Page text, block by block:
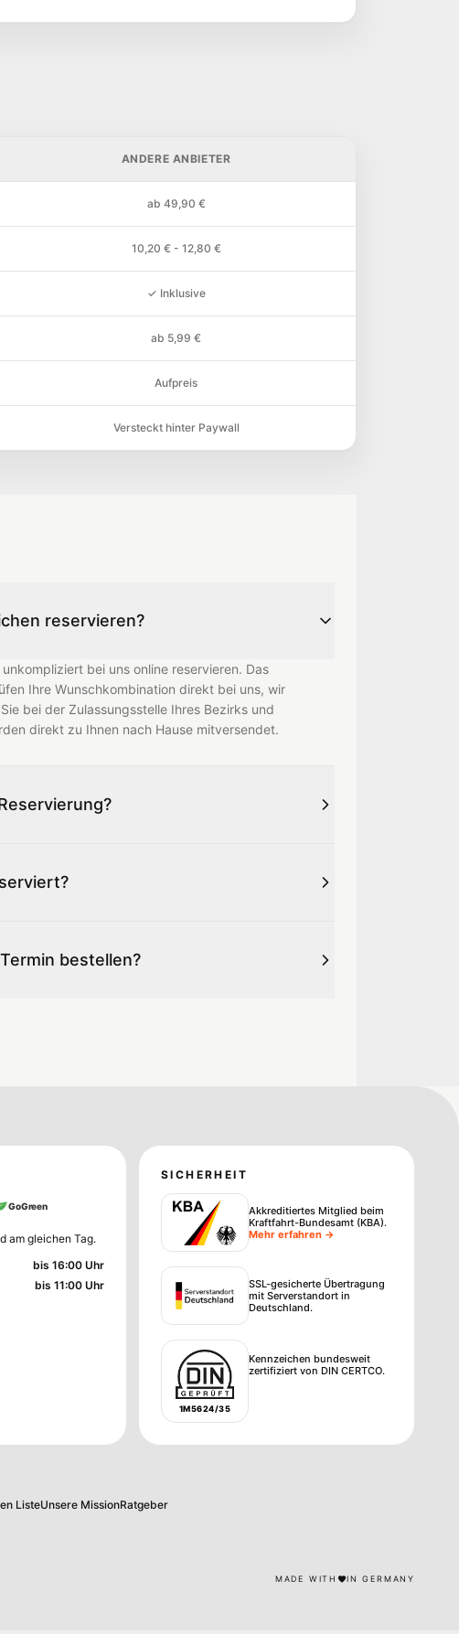
ANDERE ANBIETER
ab 49,90 €
10,20 € - 12,80 €
✓ Inklusive
ab 5,99 €
Aufpreis
Versteckt hinter Paywall
reservieren?
bei uns online reservieren. Das
Ihre Wunschkombination direkt bei uns, wir
bei der Zulassungsstelle Ihres Bezirks und
direkt zu Ihnen nach Hause mitversendet.
bestellen?
GoGreen
am gleichen Tag.
bis 16:00 Uhr
bis 11:00 Uhr
SICHERHEIT
Akkreditiertes Mitglied beim
Kraftfahrt-Bundesamt (KBA).
Mehr erfahren →
SSL-gesicherte Übertragung
mit Serverstandort in
Deutschland.
1M5624/35
Kennzeichen bundesweit
zertifiziert von DIN CERTCO.
ListeUnsere MissionRatgeber
MADE WITH IN GERMANY